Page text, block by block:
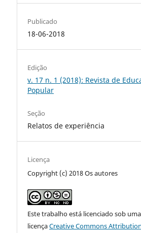
Publicado
18-06-2018
Edição
v. 17 n. 1 (2018): Revista de
Popular
Seção
Relatos de experiência
Licença
Copyright (c) 2018 Os autores
Este trabalho está licenciado sob uma
licençaCreative Commons